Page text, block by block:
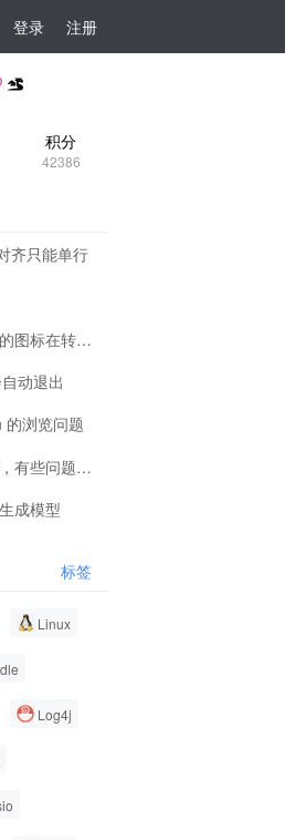
登录 注册
积分
42386
齐只能单行
您见过禁止云同步的图标在转圈圈吗
动退出
的浏览问题
对于文档历史功能，有些问题想请各位大佬解答一下
成模型
标签
Linux
Log4j